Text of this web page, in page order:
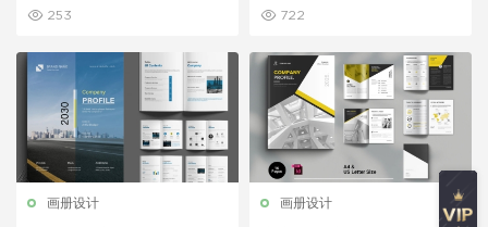
253 722
画册设计 画册设计